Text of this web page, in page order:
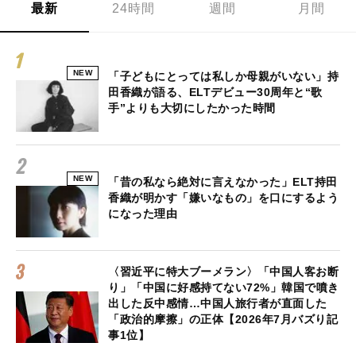
最新 24時間 週間 月間
NEW
「子どもにとっては私しか母親がいない」持
田香織が語る、ELTデビュー30周年と“歌
手”よりも大切にしたかった時間
NEW
「昔の私なら絶対に言えなかった」ELT持田
香織が明かす「嫌いなもの」を口にするよう
になった理由
〈習近平に特大ブーメラン〉「中国人客お断
り」「中国に好感持てない72%」韓国で噴き
出した反中感情…中国人旅行者が直面した
「政治的摩擦」の正体【2026年7月バズり記
事1位】